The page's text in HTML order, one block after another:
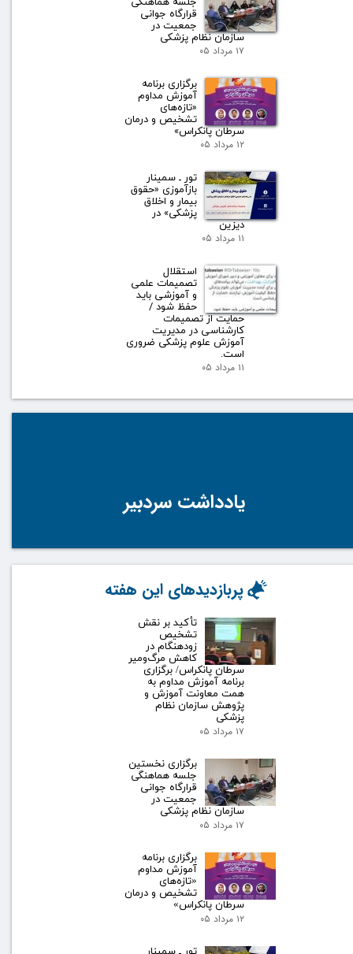
قرارگاه جوانی
جمعیت در
سازمان نظام پزشکی
۱۷ مرداد ۰۵
برگزاری برنامه
آموزش مداوم
«تازه‌های
تشخیص و درمان
سرطان پانکراس»
۱۲ مرداد ۰۵
تور ـ سمینار
بازآموزی «حقوق
بیمار و اخلاق
پزشکی» در
دیزین
۱۱ مرداد ۰۵
استقلال
تصمیمات علمی
و آموزشی باید
حفظ شود /
حمایت از تصمیمات
کارشناسی در مدیریت
آموزش علوم پزشکی ضروری
است.
۱۱ مرداد ۰۵
یادداشت سردبیر
تأکید بر نقش
تشخیص
زودهنگام در
کاهش مرگ‌ومیر
سرطان پانکراس/ برگزاری
برنامه آموزش مداوم به
همت معاونت آموزش و
پژوهش سازمان نظام
پزشکی
۱۷ مرداد ۰۵
برگزاری نخستین
جلسه هماهنگی
قرارگاه جوانی
جمعیت در
سازمان نظام پزشکی
۱۷ مرداد ۰۵
برگزاری برنامه
آموزش مداوم
«تازه‌های
تشخیص و درمان
سرطان پانکراس»
۱۲ مرداد ۰۵
پربازدیدهای این هفته